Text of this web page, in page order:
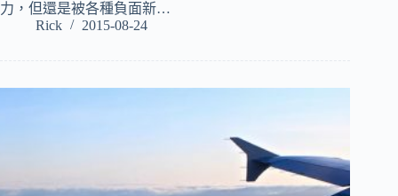
力，但還是被各種負面新…
Rick
2015-08-24